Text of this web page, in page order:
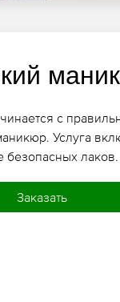
с
Услуга
безопасных лаков.
Заказать